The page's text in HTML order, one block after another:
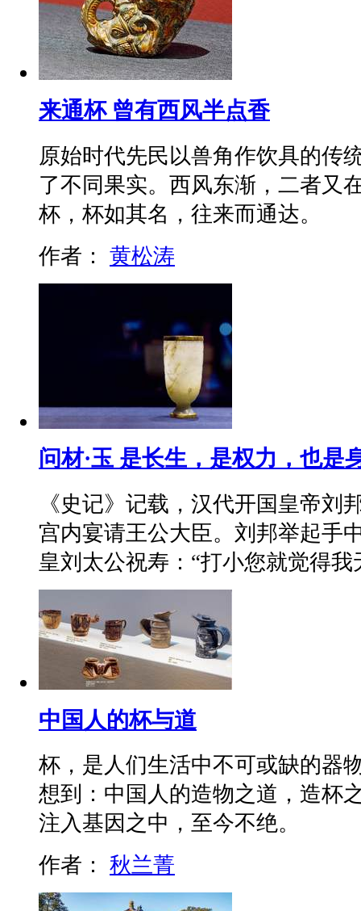
来通杯 曾有西风半点香
原始时代先民以兽角作饮具的传
了不同果实。西风东渐，二者又
杯，杯如其名，往来而通达。
作者： 黄松涛
问材·玉 是长生，是权力，也是
《史记》记载，汉代开国皇帝刘
宫内宴请王公大臣。刘邦举起手
皇刘太公祝寿：“打小您就觉得
中国人的杯与道
杯，是人们生活中不可或缺的器
想到：中国人的造物之道，造杯
注入基因之中，至今不绝。
作者： 秋兰菁